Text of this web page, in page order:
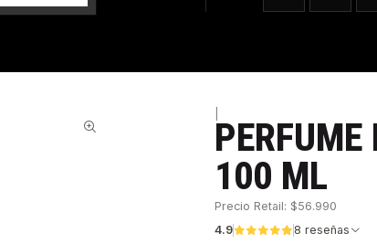
100 ML
Precio Retail: $56.990
4.9
8 reseñas